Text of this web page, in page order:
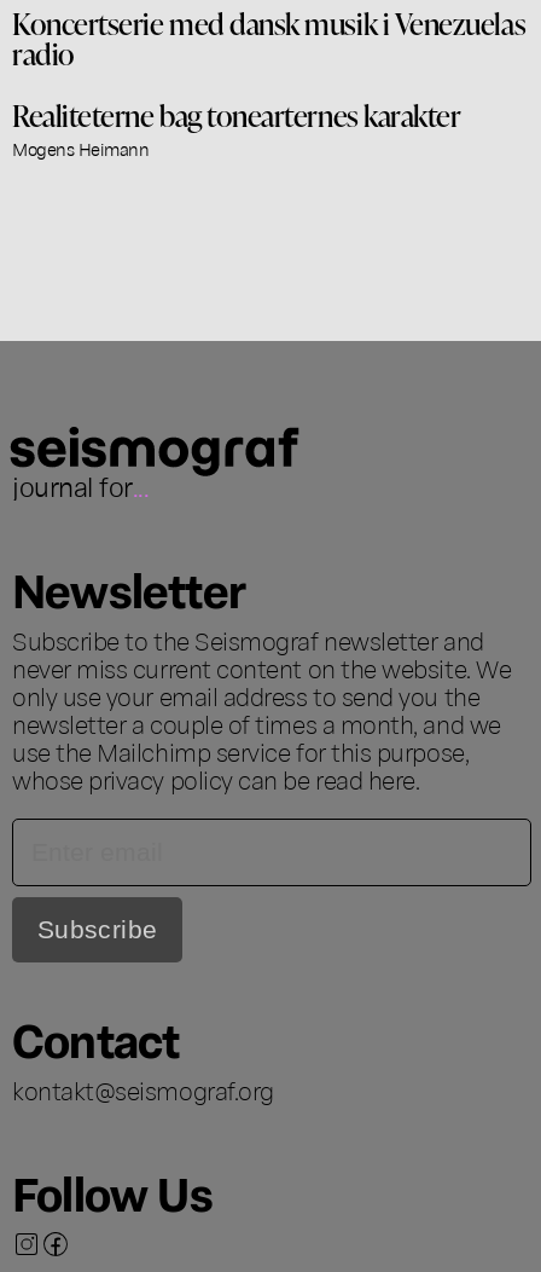
Koncertserie med dansk musik i Venezuelas
radio
Realiteterne bag tonearternes karakter
Mogens Heimann
journal for...
Newsletter
Subscribe to the Seismograf newsletter and
never miss current content on the website. We
only use your email address to send you the
newsletter a couple of times a month, and we
use the Mailchimp service for this purpose,
whose privacy policy can be read here.
Contact
kontakt@seismograf.org
Follow Us